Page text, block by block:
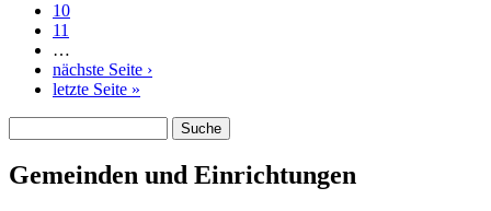
10
11
…
nächste Seite ›
letzte Seite »
Gemeinden und Einrichtungen